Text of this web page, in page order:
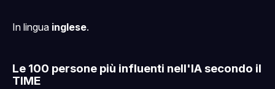
In lingua inglese.
Le 100 persone più influenti nell'IA secondo il
TIME